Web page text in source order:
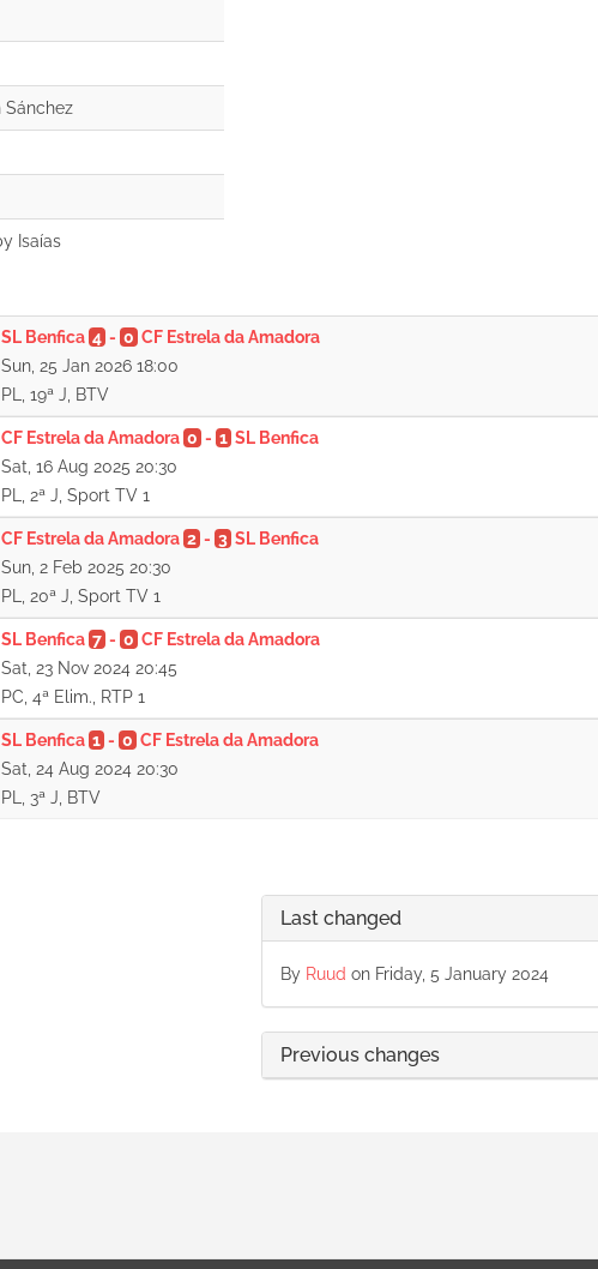
SL Benfica 4- 0 CF Estrela da Amadora
Sun, 25 Jan 2026 18:00
PL, 19ª J, BTV
CF Estrela da Amadora 0 - 1 SL Benfica
Sat, 16 Aug 2025 20:30
PL, 2ª J, Sport TV 1
CF Estrela da Amadora 2- 3 SL Benfica
Sun, 2 Feb 2025 20:30
PL, 20ª J, Sport TV 1
SL Benfica 7- 0 CF Estrela da Amadora
Sat, 23 Nov 2024 20:45
PC, 4ª Elim., RTP 1
SL Benfica 1- 0 CF Estrela da Amadora
Sat, 24 Aug 2024 20:30
PL, 3ª J, BTV
Last changed
By Ruud on Friday, 5 January 2024
Previous changes